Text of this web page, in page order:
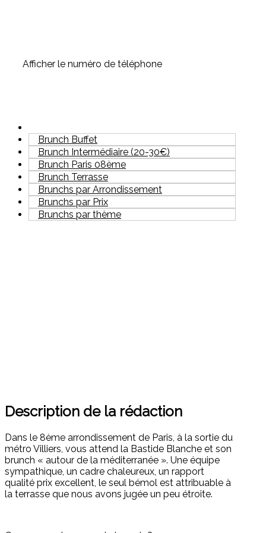
Afficher le numéro de téléphone
Brunch Buffet
Brunch Intermédiaire (20-30€)
Brunch Paris 08ème
Brunch Terrasse
Brunchs par Arrondissement
Brunchs par Prix
Brunchs par thème
Description de la rédaction
Dans le 8ème arrondissement de Paris, à la sortie du
métro Villiers, vous attend la Bastide Blanche et son
brunch « autour de la méditerranée ». Une équipe
sympathique, un cadre chaleureux, un rapport
qualité prix excellent, le seul bémol est attribuable à
la terrasse que nous avons jugée un peu étroite.